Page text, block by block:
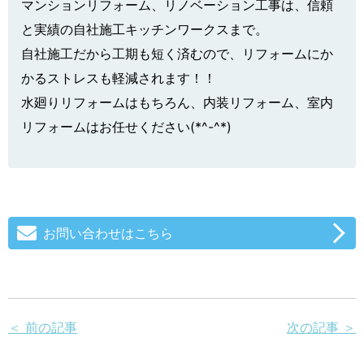
マンションリフォーム、リノベーション工事は、信頼
と実績の自社施工キッチンワークスまで。
自社施工だから工期も短く済むので、リフォームにか
かるストレスも軽減されます！！
水廻りリフォームはもちろん、内装リフォーム、室内
リフォームはお任せください(*^-^*)
お問い合わせはこちら
＜ 前の記事 次の記事 ＞